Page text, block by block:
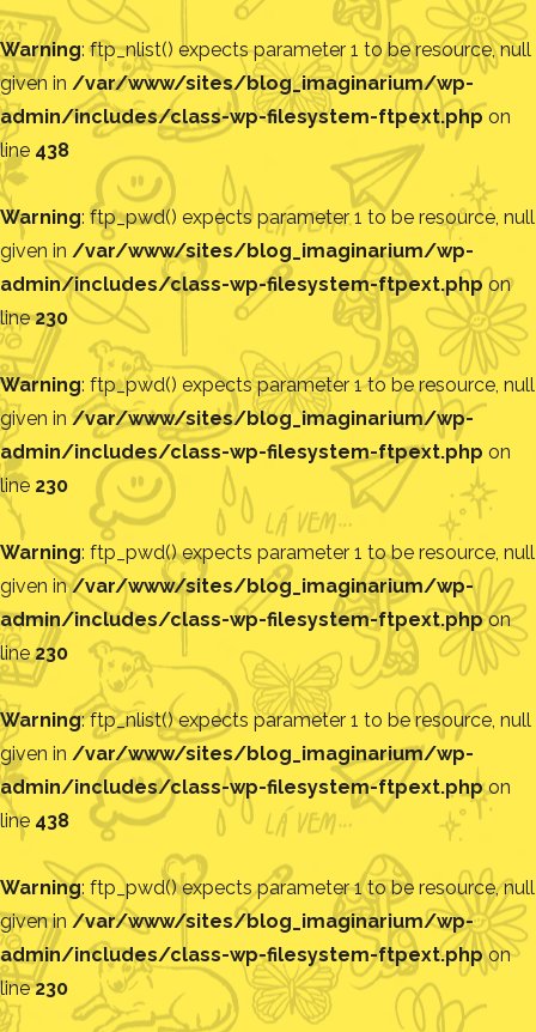
Warning: ftp_nlist() expects parameter 1 to be resource, null
given in /var/www/sites/blog_imaginarium/wp-
admin/includes/class-wp-filesystem-ftpext.php on
line 438
Warning: ftp_pwd() expects parameter 1 to be resource, null
given in /var/www/sites/blog_imaginarium/wp-
admin/includes/class-wp-filesystem-ftpext.php on
line230
Warning: ftp_pwd() expects parameter 1 to be resource, null
given in /var/www/sites/blog_imaginarium/wp-
admin/includes/class-wp-filesystem-ftpext.php on
line 230
Warning: ftp_pwd() expects parameter 1 to be resource, null
given in/var/www/sites/blog_imaginarium/wp-
admin/includes/class-wp-filesystem-ftpext.phpon
line230
Warning: ftp_nlist() expects parameter 1 to be resource, null
given in /var/www/sites/blog_imaginarium/wp-
admin/includes/class-wp-filesystem-ftpext.phpon
line 438
Warning: ftp_pwd() expects parameter 1 to be resource, null
given in /var/www/sites/blog_imaginarium/wp-
admin/includes/class-wp-filesystem-ftpext.phpon
line230